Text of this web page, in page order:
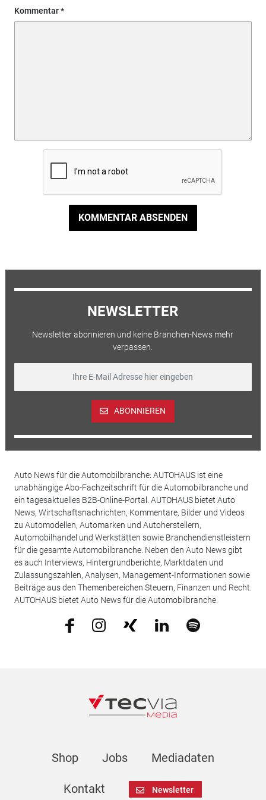
Kommentar
KOMMENTAR ABSENDEN
NEWSLETTER
Newsletter abonnieren und keine Branchen-News mehr
verpassen.
ABONNIEREN
Auto News für die Automobilbranche: AUTOHAUS ist eine
unabhängige Abo-Fachzeitschrift für die Automobilbranche und
ein tagesaktuelles B2B-Online-Portal. AUTOHAUS bietet Auto
News, Wirtschaftsnachrichten, Kommentare, Bilder und Videos
zu Automodellen, Automarken und Autoherstellern,
Automobilhandel und Werkstätten sowie Branchendienstleistern
für die gesamte Automobilbranche. Neben den Auto News gibt
es auch Interviews, Hintergrundberichte, Marktdaten und
Zulassungszahlen, Analysen, Management-Informationen sowie
Beiträge aus den Themenbereichen Steuern, Finanzen und Recht.
AUTOHAUS bietet Auto News für die Automobilbranche.
Shop Jobs Mediadaten
Kontakt Newsletter